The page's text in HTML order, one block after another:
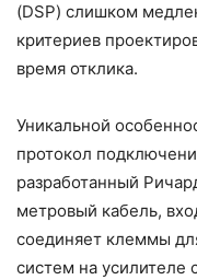
(DSP) слишком
критериев
время отклика.
Уникальной
протокол
разработанный
метровый кабель,
соединяет клеммы
систем на усилителе